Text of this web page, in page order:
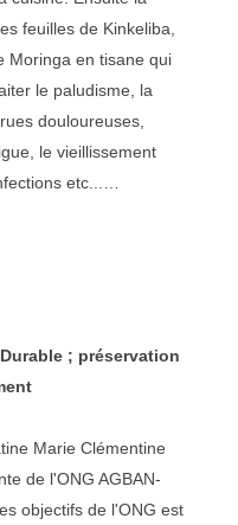
feuilles de Kinkeliba,
Moringa en tisane qui
le paludisme, la
douloureuses,
le vieillissement
etc...…
; préservation
Marie Clémentine
de l'ONG AGBAN-
objectifs de l'ONG est